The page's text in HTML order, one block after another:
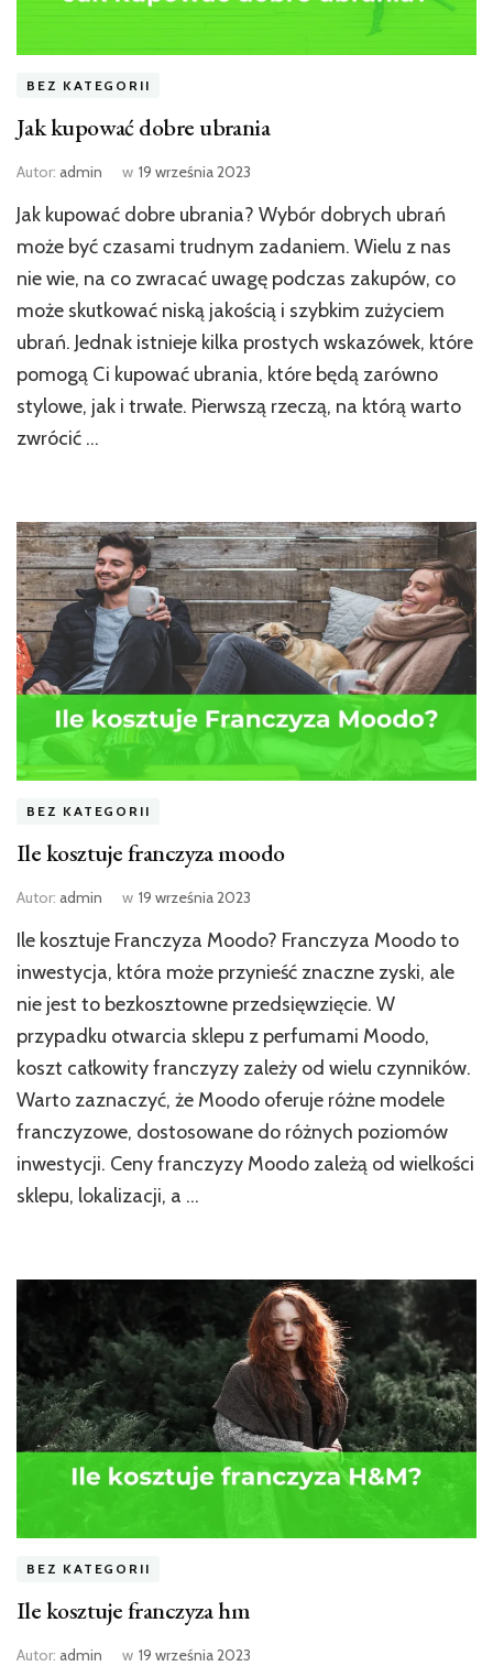
BEZ KATEGORII
Jak kupować dobre ubrania
Autor: admin w 19 września 2023
Jak kupować dobre ubrania? Wybór dobrych ubrań
może być czasami trudnym zadaniem. Wielu z nas
nie wie, na co zwracać uwagę podczas zakupów, co
może skutkować niską jakością i szybkim zużyciem
ubrań. Jednak istnieje kilka prostych wskazówek, które
pomogą Ci kupować ubrania, które będą zarówno
stylowe, jak i trwałe. Pierwszą rzeczą, na którą warto
zwrócić …
BEZ KATEGORII
Ile kosztuje franczyza moodo
Autor: admin w 19 września 2023
Ile kosztuje Franczyza Moodo? Franczyza Moodo to
inwestycja, która może przynieść znaczne zyski, ale
nie jest to bezkosztowne przedsięwzięcie. W
przypadku otwarcia sklepu z perfumami Moodo,
koszt całkowity franczyzy zależy od wielu czynników.
Warto zaznaczyć, że Moodo oferuje różne modele
franczyzowe, dostosowane do różnych poziomów
inwestycji. Ceny franczyzy Moodo zależą od wielkości
sklepu, lokalizacji, a …
BEZ KATEGORII
Ile kosztuje franczyza hm
Autor: admin w 19 września 2023